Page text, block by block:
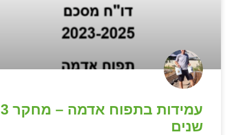
עמידות בתפוח אדמה – מחקר 3
שנים